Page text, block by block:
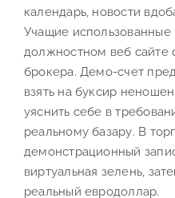
календарь, новости
Учащие
должностном веб сайте
брокера. Демо-счет
взять на буксир
уяснить себе в
реальному базару. В
демонстрационный
виртуальная зелень,
реальный евродоллар.